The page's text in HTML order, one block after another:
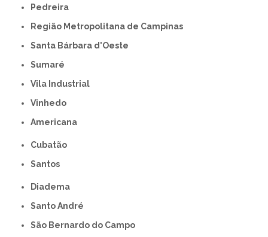
Pedreira
Região Metropolitana de Campinas
Santa Bárbara d'Oeste
Sumaré
Vila Industrial
Vinhedo
americana
Cubatão
Santos
Diadema
Santo André
São Bernardo do Campo